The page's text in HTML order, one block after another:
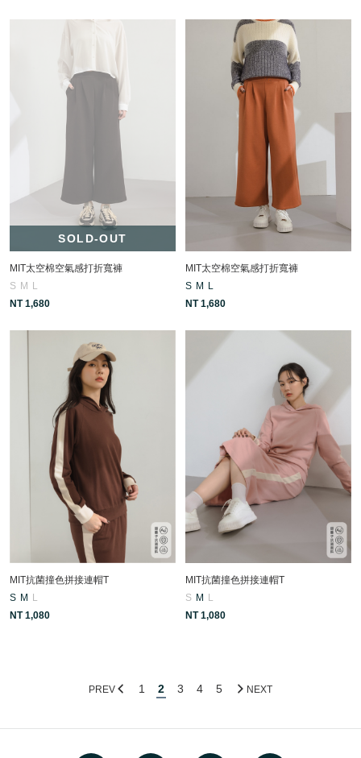
SOLD-OUT
MIT太空棉空氣感打折寬褲
S M
L
NT 1,680
MIT太空棉空氣感打折寬褲
S M
L
NT 1,680
MIT抗菌撞色拼接連帽T
S M L
NT 1,080
MIT抗菌撞色拼接連帽T
S M L
NT 1,080
PREV 1 2 3 4 5 NEXT